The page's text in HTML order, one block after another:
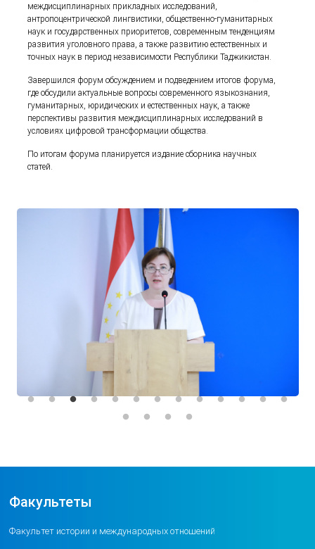
междисциплинарных прикладных исследований,
антропоцентрической лингвистики, общественно-гуманитарных
наук и государственных приоритетов, современным тенденциям
развития уголовного права, а также развитию естественных и
точных наук в период независимости Республики Таджикистан.
Завершился форум обсуждением и подведением итогов форума,
где обсудили актуальные вопросы современного языкознания,
гуманитарных, юридических и естественных наук, а также
перспективы развития междисциплинарных исследований в
условиях цифровой трансформации общества.
По итогам форума планируется издание сборника научных
статей.
Факультеты
Факультет истории и международных отношений